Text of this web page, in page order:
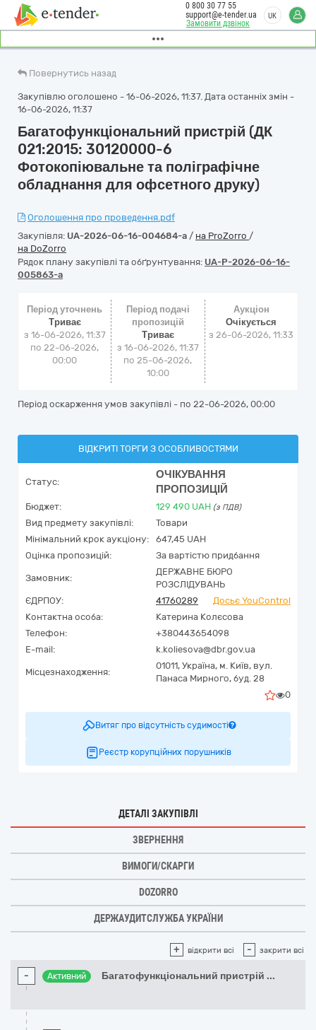
Замовити дзвінок
0 800 30 77 55
support@e-tender.ua
UK
Повернутись назад
Закупівлю оголошено - 16-06-2026, 11:37. Дата останніх змін -
16-06-2026, 11:37
Багатофункціональний пристрій (ДК
021:2015: 30120000-6
Фотокопіювальне та поліграфічне
обладнання для офсетного друку)
Оголошення про проведення.pdf
Закупівля: UA-2026-06-16-004684-a / на ProZorro /
на DoZorro
Рядок плану закупівлі та обґрунтування: UA-P-2026-06-16-
005863-a
Період уточнень
Триває
з 16-06-2026, 11:37
по 22-06-2026,
00:00
Період подачі
пропозицій
Триває
з 16-06-2026, 11:37
по 25-06-2026,
10:00
Аукціон
Очікується
з26-06-2026, 11:33
Період оскарження умов закупівлі - по 22-06-2026, 00:00
ВІДКРИТІ ТОРГИ З ОСОБЛИВОСТЯМИ
Статус:
ОЧІКУВАННЯ
ПРОПОЗИЦІЙ
Бюджет: 129 490 UAH (з ПДВ)
Вид предмету закупівлі:
Товари
Мінімальний крок аукціону:
647,45 UAH
Оцінка пропозицій:
За вартістю придбання
Замовник:
ДЕРЖАВНЕ БЮРО
РОЗСЛІДУВАНЬ
ЄДРПОУ:
41760289
Досьє YouControl
Контактна особа:
Катерина Колєсова
Телефон:
+380443654098
E-mail:
k.koliesova@dbr.gov.ua
Місцезнаходження:
01011, Україна, м. Київ, вул.
Панаса Мирного, буд. 28
0
Витяг про відсутність судимості
Реєстр корупційних порушників
ДЕТАЛІ ЗАКУПІВЛІ
ЗВЕРНЕННЯ
ВИМОГИ/СКАРГИ
DOZORRO
ДЕРЖАУДИТСЛУЖБА УКРАЇНИ
+ відкрити всі - закрити всі
- Активний Багатофункціональний пристрій ...